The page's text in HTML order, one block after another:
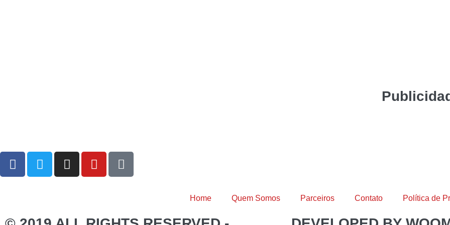
Home Quem Somos Parceiros Contato Política de